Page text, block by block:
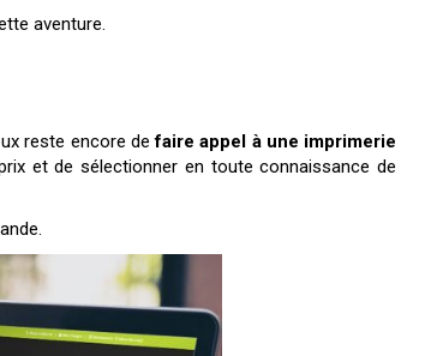
aventure.
reste encore defaire appel à une imprimerie
et de sélectionner en toute connaissance de